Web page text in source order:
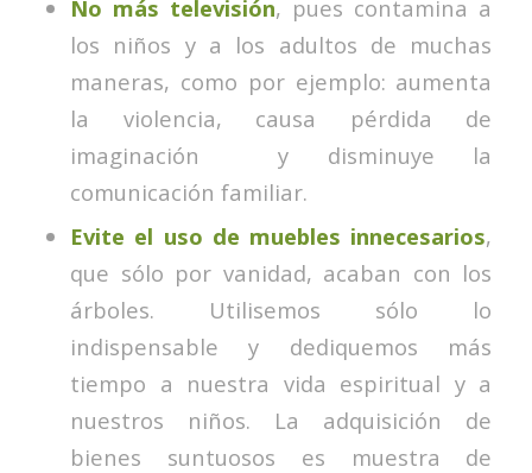
No más televisión, pues contamina a
los niños y a los adultos de muchas
maneras, como por ejemplo: aumenta
la violencia, causa pérdida de
imaginación y disminuye la
comunicación familiar.
Evite el uso de muebles innecesarios,
que sólo por vanidad, acaban con los
árboles. Utilisemos sólo lo
indispensable y dediquemos más
tiempo a nuestra vida espiritual y a
nuestros niños. La adquisición de
bienes suntuosos es muestra de